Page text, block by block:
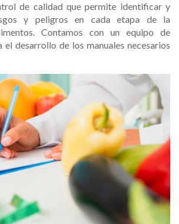
de calidad que permite identificar y
y peligros en cada etapa de la
Contamos con un equipo de
el desarrollo de los manuales necesarios